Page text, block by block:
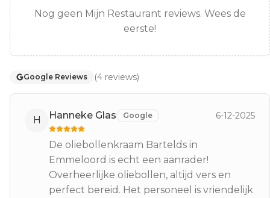
Nog geen Mijn Restaurant reviews. Wees de
eerste!
Google Reviews (4 reviews)
H Hanneke Glas Google 6-12-2025
De oliebollenkraam Bartelds in
Emmeloord is echt een aanrader!
Overheerlijke oliebollen, altijd vers en
perfect bereid. Het personeel is vriendelijk